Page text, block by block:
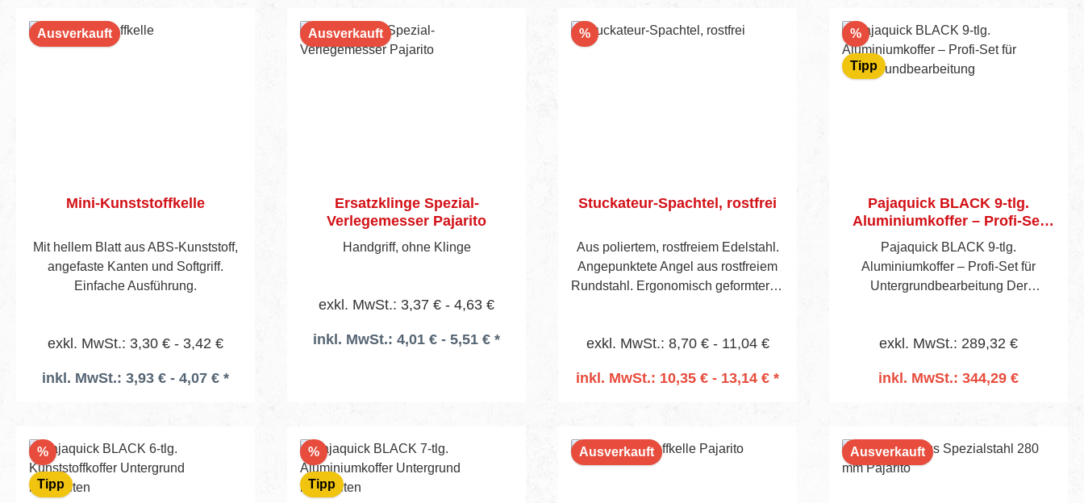
Ausverkauft
Mini-Kunststoffkelle
Mit hellem Blatt aus ABS-Kunststoff,
angefaste Kanten und Softgriff.
Einfache Ausführung.
exkl. MwSt.: 3,30 € - 3,42 €
inkl. MwSt.: 3,93 € - 4,07 € *
Ausverkauft
Ersatzklinge Spezial-
Verlegemesser Pajarito
Handgriff, ohne Klinge
exkl. MwSt.: 3,37 € - 4,63 €
inkl. MwSt.: 4,01 € - 5,51 € *
%Rabatt
Stuckateur-Spachtel, rostfrei
Aus poliertem, rostfreiem Edelstahl.
Angepunktete Angel aus rostfreiem
Rundstahl. Ergonomisch geformter 2-
exkl. MwSt.: 8,70 € - 11,04 €
inkl. MwSt.: 10,35 € - 13,14 € *
%Rabatt
Tipp
Pajaquick BLACK 9-tlg.
Aluminiumkoffer – Profi-Set
für Untergrundbearbeitung
Pajaquick BLACK 9-tlg.
Aluminiumkoffer – Profi-Set für
Untergrundbearbeitung Der
Ausstattung für höchste Ansprüche
Untergrundbearbeitung. Das Set
Zubehör und ermöglicht präzises,
effizientes Arbeiten selbst bei
komplexen Projekten. Der robuste
exkl. MwSt.: 289,32 €
inkl. MwSt.: 344,29 €
%Rabatt
Tipp
%Rabatt
Tipp
Ausverkauft Ausverkauft